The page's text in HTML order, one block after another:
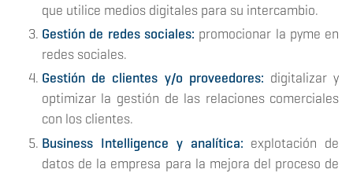
que utilice medios digitales para su intercambio.
Gestión de redes sociales: promocionar la pyme en
redes sociales.
Gestión de clientes y/o proveedores: digitalizar y
optimizar la gestión de las relaciones comerciales
con los clientes.
Business Intelligence y analítica: explotación de
datos de la empresa para la mejora del proceso de